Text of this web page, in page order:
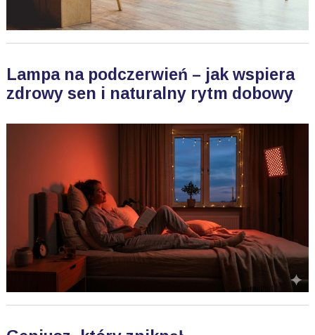
Lampa na podczerwień – jak wspiera
zdrowy sen i naturalny rytm dobowy